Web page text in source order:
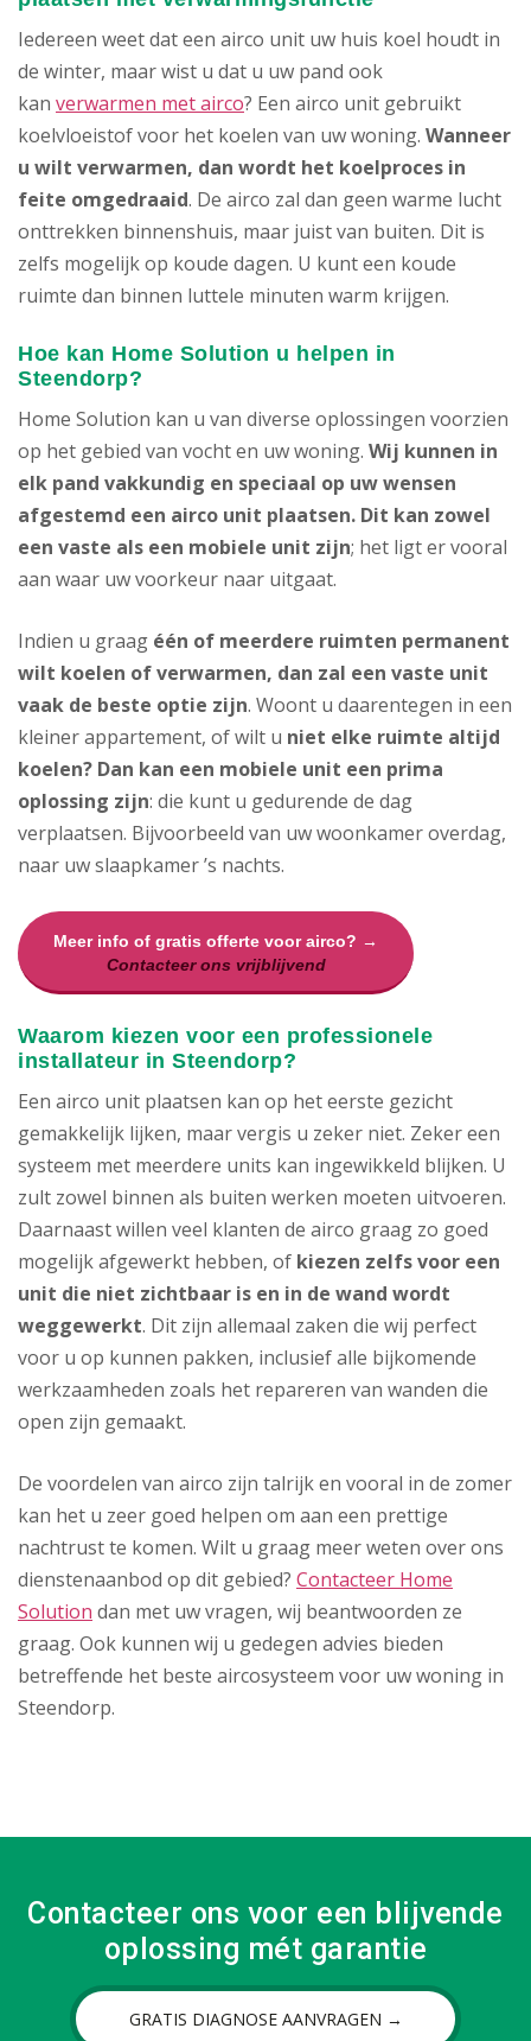
Iedereen weet dat een airco unit uw huis koel houdt in
de winter, maar wist u dat u uw pand ook
kan verwarmen met airco? Een airco unit gebruikt
koelvloeistof voor het koelen van uw woning. Wanneer
u wilt verwarmen, dan wordt het koelproces in
feite omgedraaid. De airco zal dan geen warme lucht
onttrekken binnenshuis, maar juist van buiten. Dit is
zelfs mogelijk op koude dagen. U kunt een koude
ruimte dan binnen luttele minuten warm krijgen.
Hoe kan Home Solution u helpen in
Steendorp?
Home Solution kan u van diverse oplossingen voorzien
op het gebied van vocht en uw woning. Wij kunnen in
elk pand vakkundig en speciaal op uw wensen
afgestemd een airco unit plaatsen. Dit kan zowel
een vaste als een mobiele unit zijn; het ligt er vooral
aan waar uw voorkeur naar uitgaat.
Indien u graag één of meerdere ruimten permanent
wilt koelen of verwarmen, dan zal een vaste unit
vaak de beste optie zijn. Woont u daarentegen in een
kleiner appartement, of wilt u niet elke ruimte altijd
koelen? Dan kan een mobiele unit een prima
oplossing zijn: die kunt u gedurende de dag
verplaatsen. Bijvoorbeeld van uw woonkamer overdag,
naar uw slaapkamer ’s nachts.
Meer info of gratis offerte voor airco? →
Contacteer ons vrijblijvend
Waarom kiezen voor een professionele
installateur in Steendorp?
Een airco unit plaatsen kan op het eerste gezicht
gemakkelijk lijken, maar vergis u zeker niet. Zeker een
systeem met meerdere units kan ingewikkeld blijken. U
zult zowel binnen als buiten werken moeten uitvoeren.
Daarnaast willen veel klanten de airco graag zo goed
mogelijk afgewerkt hebben, of kiezen zelfs voor een
unit die niet zichtbaar is en in de wand wordt
weggewerkt. Dit zijn allemaal zaken die wij perfect
voor u op kunnen pakken, inclusief alle bijkomende
werkzaamheden zoals het repareren van wanden die
open zijn gemaakt.
De voordelen van airco zijn talrijk en vooral in de zomer
kan het u zeer goed helpen om aan een prettige
nachtrust te komen. Wilt u graag meer weten over ons
dienstenaanbod op dit gebied? Contacteer Home
Solution dan met uw vragen, wij beantwoorden ze
graag. Ook kunnen wij u gedegen advies bieden
betreffende het beste aircosysteem voor uw woning in
Steendorp.
Contacteer ons voor een blijvende
oplossing mét garantie
GRATIS DIAGNOSE AANVRAGEN →